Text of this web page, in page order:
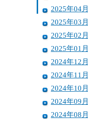
2025年04月
2025年03月
2025年02月
2025年01月
2024年12月
2024年11月
2024年10月
2024年09月
2024年08月